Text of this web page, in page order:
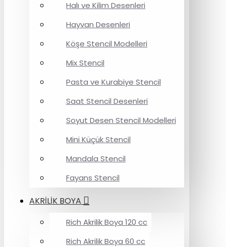
Halı ve Kilim Desenleri
Hayvan Desenleri
Köşe Stencil Modelleri
Mix Stencil
Pasta ve Kurabiye Stencil
Saat Stencil Desenleri
Soyut Desen Stencil Modelleri
Mini Küçük Stencil
Mandala Stencil
Fayans Stencil
AKRİLİK BOYA
Rich Akrilik Boya 120 cc
Rich Akrilik Boya 60 cc